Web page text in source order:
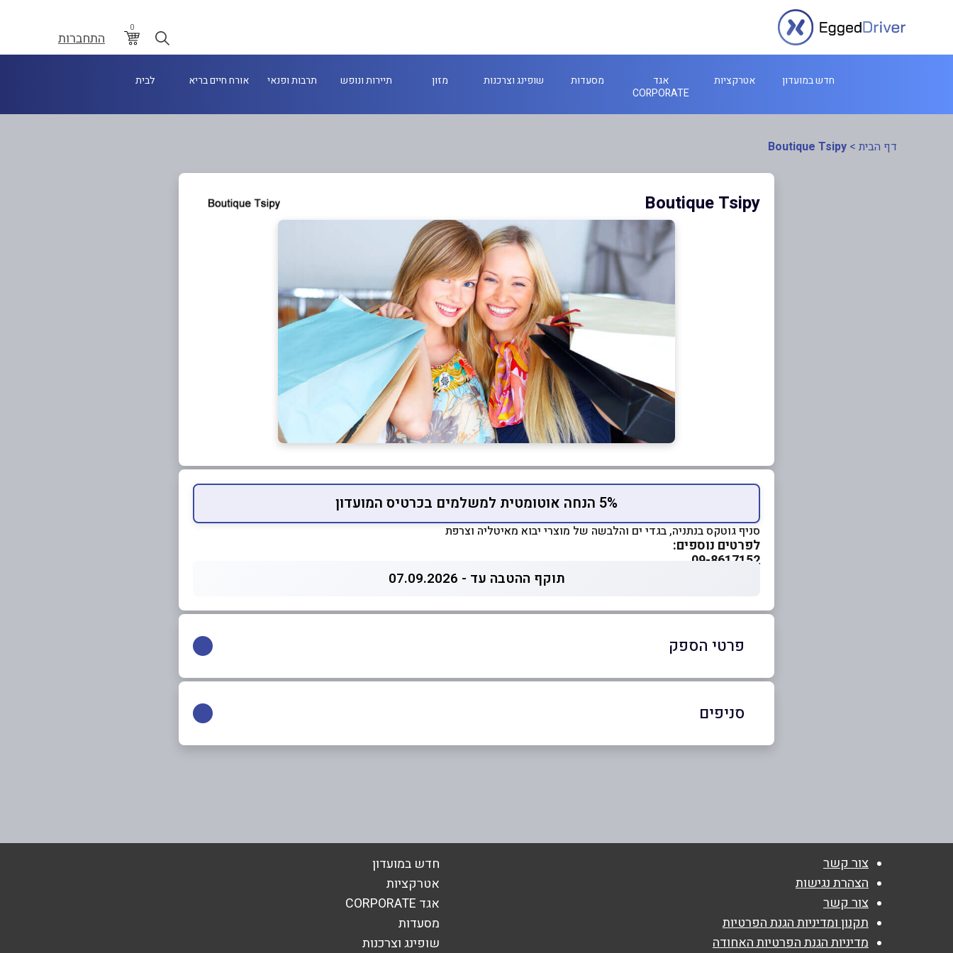
0
התחברות
חדש במועדון אטרקציות
אגד
CORPORATE
מסעדות שופינג וצרכנות מזון תיירות ונופש תרבות ופנאי אורח חיים בריא לבית
דף הבית >
Boutique Tsipy
Boutique Tsipy
5% הנחה אוטומטית למשלמים בכרטיס המועדון
סניף גוטקס בנתניה, בגדי ים והלבשה של מוצרי יבוא מאיטליה וצרפת
לפרטים נוספים:
09-8617152
תוקף ההטבה עד - 07.09.2026
פרטי הספק
09-8617152
סניפים
צור קשר
הצהרת נגישות
צור קשר
תקנון ומדיניות הגנת הפרטיות
מדיניות הגנת הפרטיות האחודה
חדש במועדון
אטרקציות
אגד CORPORATE
מסעדות
שופינג וצרכנות